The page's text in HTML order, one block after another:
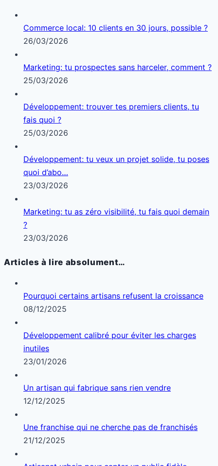
Commerce local: 10 clients en 30 jours, possible ?
26/03/2026
Marketing: tu prospectes sans harceler, comment ?
25/03/2026
Développement: trouver tes premiers clients, tu
fais quoi ?
25/03/2026
Développement: tu veux un projet solide, tu poses
quoi d’abo…
23/03/2026
Marketing: tu as zéro visibilité, tu fais quoi demain
?
23/03/2026
Articles à lire absolument…
Pourquoi certains artisans refusent la croissance
08/12/2025
Développement calibré pour éviter les charges
inutiles
23/01/2026
Un artisan qui fabrique sans rien vendre
12/12/2025
Une franchise qui ne cherche pas de franchisés
21/12/2025